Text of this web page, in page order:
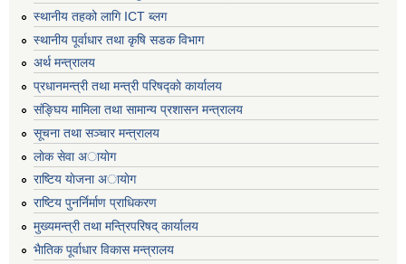
स्थानीय तहको लागि ICT ब्लग
स्थानीय पूर्वाधार तथा कृषि सडक विभाग
अर्थ मन्त्रालय
प्रधानमन्त्री तथा मन्त्री परिषद्काे कार्यालय
संङ्घिय मामिला तथा सामान्य प्रशासन मन्त्रालय
सूचना तथा सञ्चार मन्त्रालय
लाेक सेवा अायाेग
राष्टिय याेजना अायाेग
राष्टिय पुनर्निर्माण प्राधिकरण
मुख्यमन्त्री तथा मन्त्रिपरिषद् कार्यालय
भैातिक पूर्वाधार विकास मन्त्रालय